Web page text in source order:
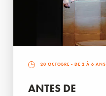
20 OCTOBRE - DE 2 À 6 ANS
ANTES DE